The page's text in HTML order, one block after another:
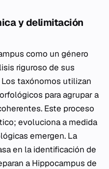
y delimitación
como un género
riguroso de sus
taxónomos utilizan
para agrupar a
Este proceso
evoluciona a medida
emergen. La
en la identificación de
a Hippocampus de